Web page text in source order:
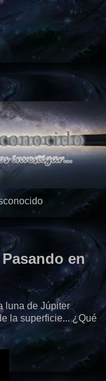
en
luna de Júpiter
la superficie... ¿Qué